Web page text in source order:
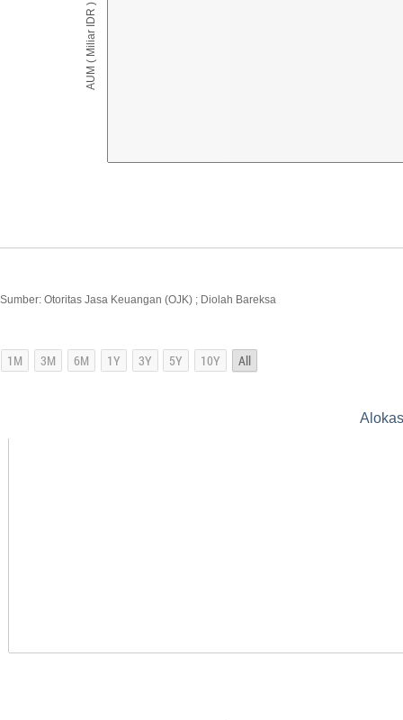
AUM ( Miliar IDR )
Sumber: Otoritas Jasa Keuangan (OJK) ; Diolah Bareksa